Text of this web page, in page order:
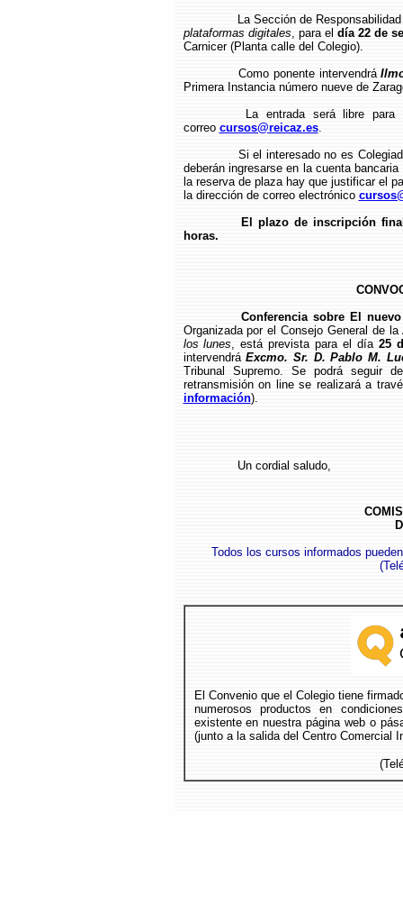
La Sección de
plataformas digitales, para el día 22 de
Carnicer (Planta calle del Colegio).
Como ponente intervendrá
Primera Instancia número nueve de
La entrada será libre
correo cursos@reicaz.es.
Si el interesado no es
deberán ingresarse en la cuenta
la reserva de plaza hay que justificar el
la dirección de correo electrónico
El plazo de inscripción
horas.
Conferencia sobre El
Organizada por el Consejo General de
los lunes, está prevista para el día25
intervendrá Excmo. Sr. D. Pablo M.
Tribunal Supremo. Se podrá seguir
retransmisión on line se realizará a
información).
Un cordial saludo,
Todos los cursos informados
(
El Convenio que el Colegio tiene
numerosos productos en
existente en nuestra página web o
(junto a la salida del Centro Comercial